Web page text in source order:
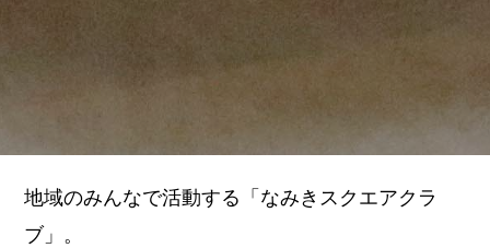
地域のみんなで活動する「なみきスクエアクラ
ブ」。